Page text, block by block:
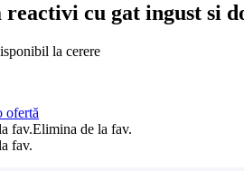
reactivi cu gat ingust si
la cerere
ofertă
fav.Elimina de la fav.
fav.